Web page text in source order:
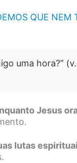
QUE
uma hora?”
Jesus
lutas